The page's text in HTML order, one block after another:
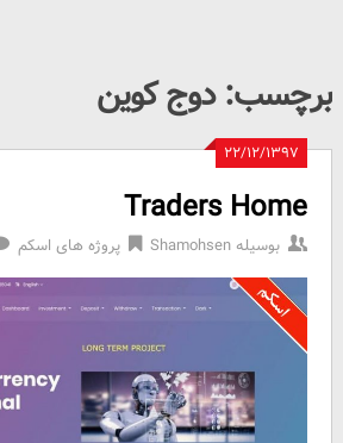
برچسب:دوج کوین
۲۲/۱۲/۱۳۹۷
Traders Home
بوسیلهShamohsen پروژه های اسکم